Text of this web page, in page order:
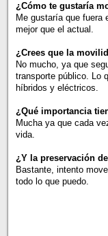
¿Cómo te gustaría
Me gustaría que fuera
mejor que el actual.
¿Crees que la
No mucho, ya que
transporte público. Lo
híbridos y eléctricos.
¿Qué importancia
Mucha ya que cada
vida.
¿Y la preservación
Bastante, intento
todo lo que puedo.